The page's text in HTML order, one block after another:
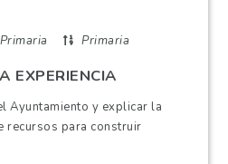
Primaria
EXPERIENCIA
Ayuntamiento y explicar la
recursos para construir